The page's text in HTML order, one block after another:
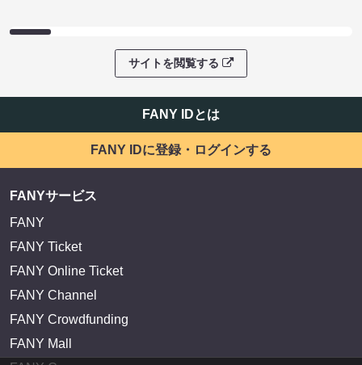
サイトを閲覧する
FANY IDとは
FANY IDに登録・ログインする
FANYサービス
FANY
FANY Ticket
FANY Online Ticket
FANY Channel
FANY Crowdfunding
FANY Mall